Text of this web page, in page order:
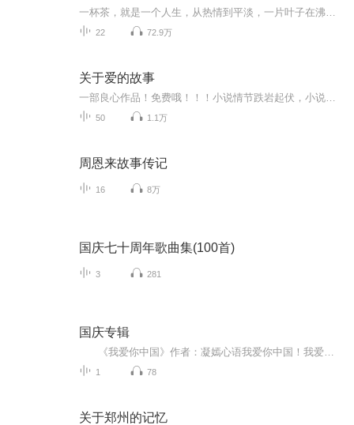
22 72.9万
关于爱的故事
50 1.1万
周恩来故事传记
16 8万
国庆七十周年歌曲集(100首)
3 281
国庆专辑
1 78
关于郑州的记忆